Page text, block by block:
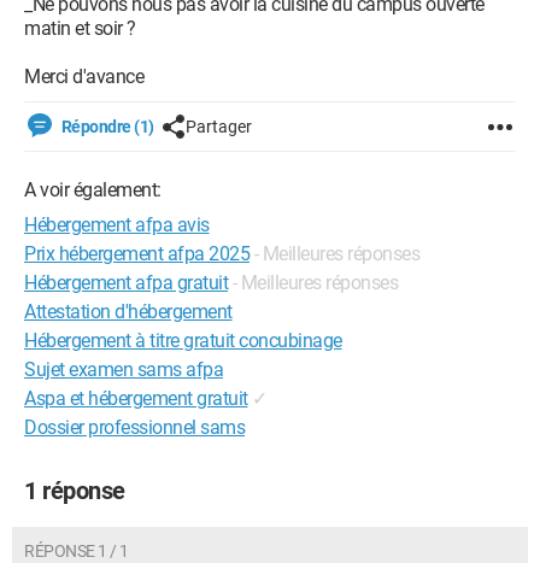
matin et soir ?
Merci d'avance
Répondre (1) Partager
A voir également:
Hébergement afpa avis
Prix hébergement afpa 2025 - Meilleures réponses
Hébergement afpa gratuit - Meilleures réponses
Attestation d'hébergement
Hébergement à titre gratuit concubinage
Sujet examen sams afpa
Aspa et hébergement gratuit ✓
Dossier professionnel sams
1 réponse
RÉPONSE 1 / 1